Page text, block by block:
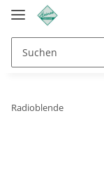
Radioblende